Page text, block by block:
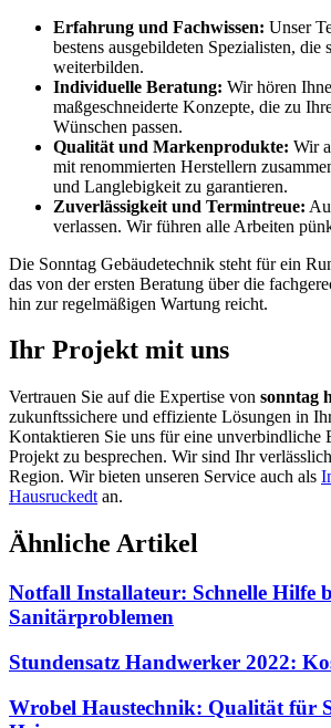
Erfahrung und Fachwissen: Unser
bestens ausgebildeten Spezialisten,
weiterbilden.
Individuelle Beratung: Wir hören
maßgeschneiderte Konzepte, die zu
Wünschen passen.
Qualität und Markenprodukte: Wir
mit renommierten Herstellern
und Langlebigkeit zu garantieren.
Zuverlässigkeit und Termintreue:
verlassen. Wir führen alle Arbeiten
Die Sonntag Gebäudetechnik steht für ein
das von der ersten Beratung über die
hin zur regelmäßigen Wartung reicht.
Ihr Projekt mit uns
Vertrauen Sie auf die Expertise von sonntag
zukunftssichere und effiziente Lösungen in
Kontaktieren Sie uns für eine unverbindliche
Projekt zu besprechen. Wir sind Ihr
Region. Wir bieten unseren Service auch als
Hausruckedt an.
Ähnliche Artikel
Notfall Installateur: Schnelle Hilfe
Sanitärproblemen
Stundensatz Handwerker 2022:
Wrobel Haustechnik: Qualität für